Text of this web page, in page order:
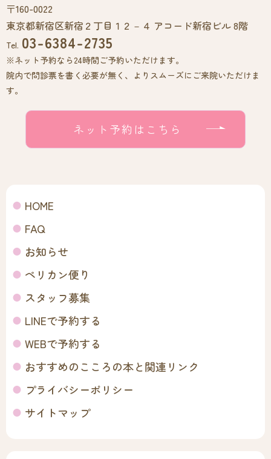
〒160-0022
東京都新宿区新宿２丁目１２－４ アコード新宿ビル 8階
Tel. 03-6384-2735
※ネット予約なら24時間ご予約いただけます。
院内で問診票を書く必要が無く、よりスムーズにご来院いただけま
す。
ネット予約はこちら
HOME
FAQ
お知らせ
ペリカン便り
スタッフ募集
LINEで予約する
WEBで予約する
おすすめのこころの本と関連リンク
プライバシーポリシー
サイトマップ